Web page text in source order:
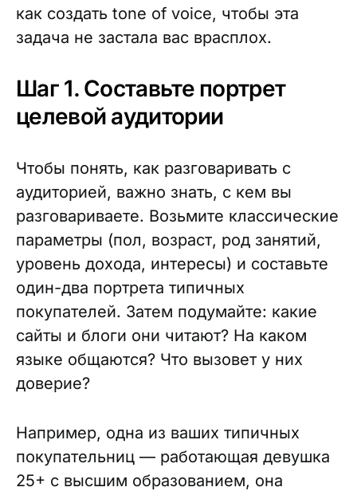
как создать tone of voice, чтобы эта
задача не застала вас врасплох.
Шаг 1. Составьте портрет
целевой аудитории
Чтобы понять, как разговаривать с
аудиторией, важно знать, с кем вы
разговариваете. Возьмите классические
параметры (пол, возраст, род занятий,
уровень дохода, интересы) и составьте
один-два портрета типичных
покупателей. Затем подумайте: какие
сайты и блоги они читают? На каком
языке общаются? Что вызовет у них
доверие?
Например, одна из ваших типичных
покупательниц — работающая девушка
25+ с высшим образованием, она